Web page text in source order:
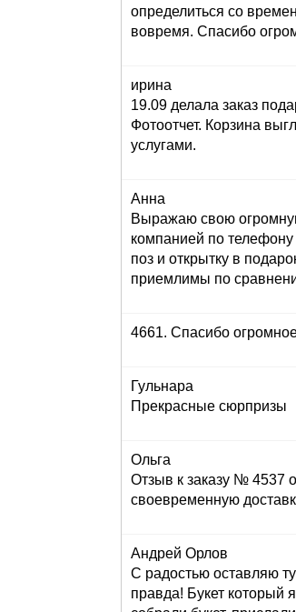
определиться со
вовремя. Спасибо
ирина
19.09 делала заказ
Фотоотчет. Корзина
услугами.
Анна
Выражаю свою
компанией по телефону
поз и открытку в
приемлимы по
4661. Спасибо
Гульнара
Прекрасные сюрпризы
Ольга
Отзыв к заказу № 4537
своевременную
Андрей Орлов
С радостью оставляю
правда! Букет который